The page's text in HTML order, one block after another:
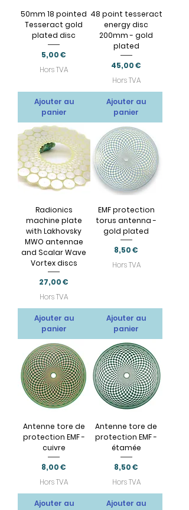
50mm 18 pointed
Tesseract gold
plated disc
Prix
5,00 €
Hors TVA
Ajouter au
panier
48 point tesseract
energy disc
200mm - gold
plated
Prix
45,00 €
Hors TVA
Ajouter au
panier
Radionics
machine plate
with Lakhovsky
MWO antennae
and Scalar Wave
Vortex discs
Prix
27,00 €
Hors TVA
Ajouter au
panier
EMF protection
torus antenna -
gold plated
Prix
8,50 €
Hors TVA
Ajouter au
panier
Antenne tore de
protection EMF -
cuivre
Prix
8,00 €
Hors TVA
Ajouter au
Antenne tore de
protection EMF -
étamée
Prix
8,50 €
Hors TVA
Ajouter au